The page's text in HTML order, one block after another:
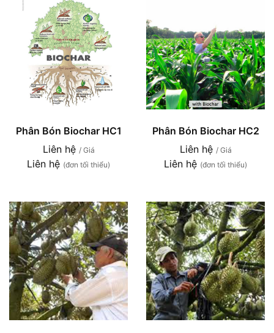
Phân Bón Biochar HC1
Liên hệ / Giá
Liên hệ (đơn tối thiểu)
Phân Bón Biochar HC2
Liên hệ / Giá
Liên hệ (đơn tối thiểu)